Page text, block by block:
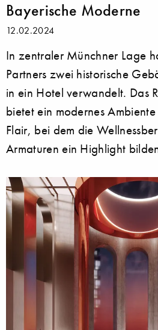
Bayerische Moderne
12.02.2024
In zentraler Münchner Lage
Partners zwei historische
in ein Hotel verwandelt. Das
bietet ein modernes Ambiente
Flair, bei dem die
Armaturen ein Highlight